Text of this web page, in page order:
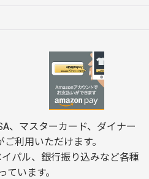
、マスターカード、ダイナー
利用いただけます。
パル、銀行振り込みなど各種
ています。